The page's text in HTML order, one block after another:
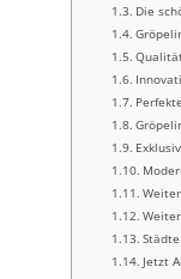
Die
Jetzt